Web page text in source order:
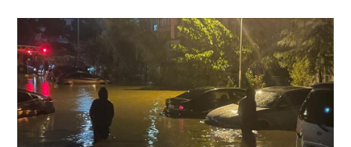
Kültür - Sanat
Ekonomi
Dünya